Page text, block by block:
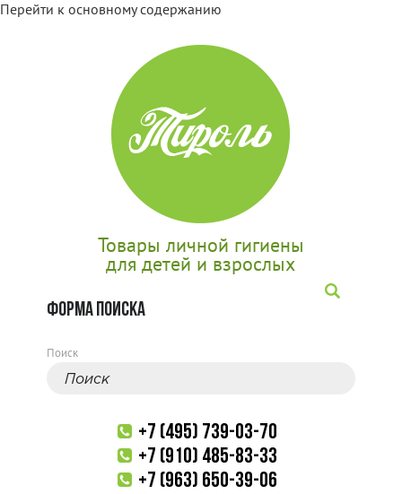
Перейти к основному содержанию
Товары личной гигиены
для детей и взрослых
ФОРМА ПОИСКА
Поиск
+7 (495) 739-03-70
+7 (910) 485-83-33
+7 (963) 650-39-06